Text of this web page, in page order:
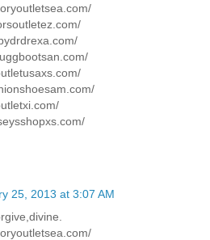
25, 2013 at 3:07 AM